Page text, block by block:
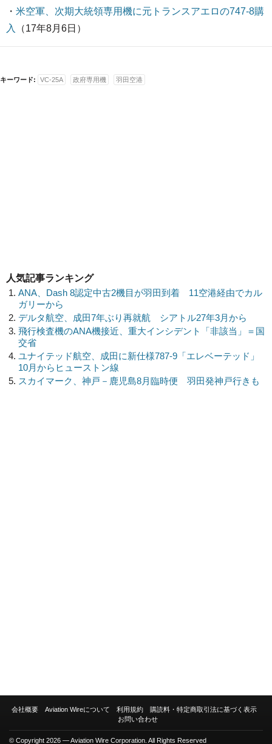
・ 米空軍、次期大統領専用機に元トランスアエロの747-8購
入
（17年8月6日）
キーワード: VC-25A 政府専用機 羽田空港
人気記事ランキング
ANA、Dash 8認定中古2機目が羽田到着 11空港経由でカル
ガリーから
デルタ航空、成田7年ぶり再就航 シアトル27年3月から
飛行検査機のANA機接近、重大インシデント「非該当」＝国
交省
ユナイテッド航空、成田に新仕様787-9「エレベーテッド」
10月からヒューストン線
スカイマーク、神戸－鹿児島8月臨時便 羽田発神戸行きも
会社概要 Aviation Wireについて 利用規約
購読料・特定商取引法に基づく表示
お問い合わせ
© Copyright 2026 — Aviation Wire Corporation. All Rights Reserved